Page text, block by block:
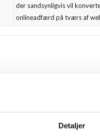
Detaljer
der sandsynligvis vil
onlineadfærd på tværs af
om dig, som
dine cookies (
adgang til dem.